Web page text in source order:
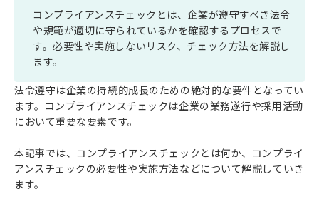
コンプライアンスチェックとは、企業が遵守すべき法令
や規範が適切に守られているかを確認するプロセスで
す。必要性や実施しないリスク、チェック方法を解説し
ます。
法令遵守は企業の持続的成長のための絶対的な要件となってい
ます。コンプライアンスチェックは企業の業務遂行や採用活動
において重要な要素です。
本記事では、コンプライアンスチェックとは何か、コンプライ
アンスチェックの必要性や実施方法などについて解説していき
ます。